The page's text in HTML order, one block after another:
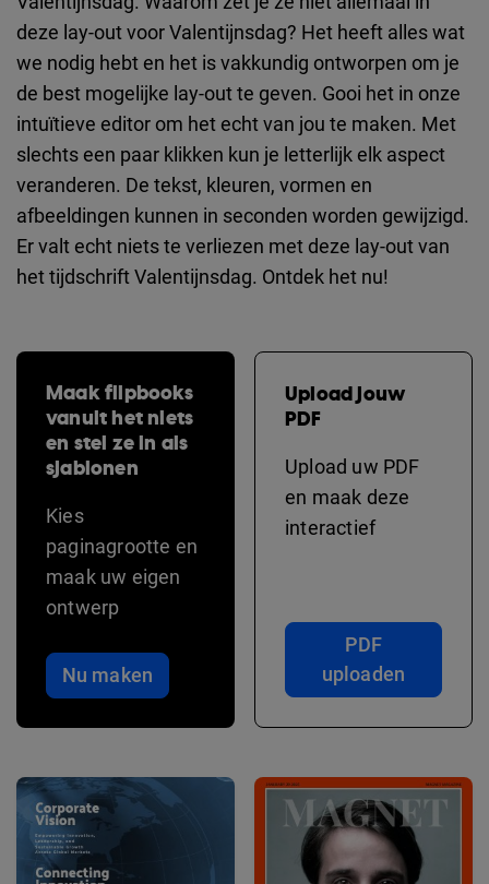
deze lay-out voor Valentijnsdag? Het heeft alles wat
we nodig hebt en het is vakkundig ontworpen om je
de best mogelijke lay-out te geven. Gooi het in onze
intuïtieve editor om het echt van jou te maken. Met
slechts een paar klikken kun je letterlijk elk aspect
veranderen. De tekst, kleuren, vormen en
afbeeldingen kunnen in seconden worden gewijzigd.
Er valt echt niets te verliezen met deze lay-out van
het tijdschrift Valentijnsdag. Ontdek het nu!
Maak flipbooks
vanuit het niets
en stel ze in als
sjablonen
Kies
paginagrootte en
maak uw eigen
ontwerp
Nu maken
Upload jouw
PDF
Upload uw PDF
en maak deze
interactief
PDF
uploaden